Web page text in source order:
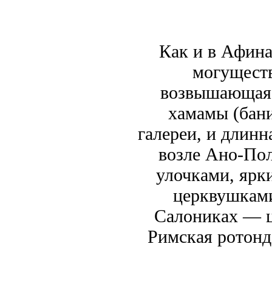
Как и в
хамамы
галереи, и
возле Ано-
улочками,
Салониках —
Римская